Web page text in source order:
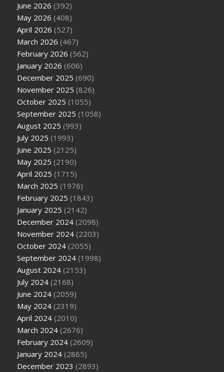
June 2026 (392)
May 2026 (408)
April 2026 (527)
March 2026 (467)
February 2026 (562)
January 2026 (606)
December 2025 (690)
November 2025 (826)
October 2025 (1055)
September 2025 (1058)
August 2025 (993)
July 2025 (1993)
June 2025 (2125)
May 2025 (2190)
April 2025 (1715)
March 2025 (1976)
February 2025 (1843)
January 2025 (2142)
December 2024 (2098)
November 2024 (2203)
October 2024 (2055)
September 2024 (1998)
August 2024 (2153)
July 2024 (2168)
June 2024 (2059)
May 2024 (2319)
April 2024 (2010)
March 2024 (2676)
February 2024 (2609)
January 2024 (2865)
December 2023 (2893)